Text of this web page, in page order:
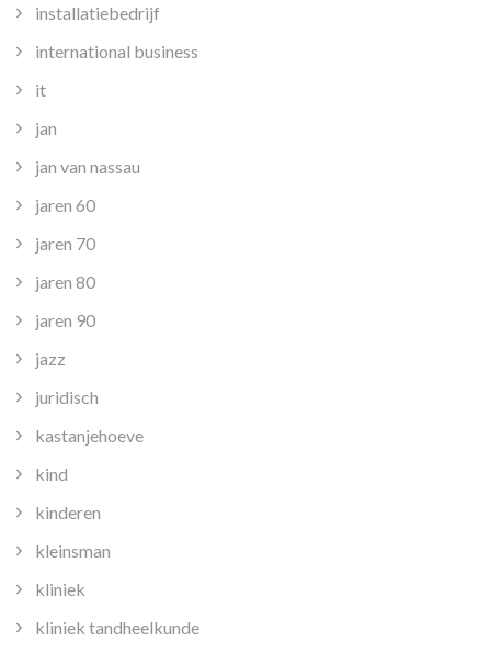
installatiebedrijf
international business
it
jan
jan van nassau
jaren 60
jaren 70
jaren 80
jaren 90
jazz
juridisch
kastanjehoeve
kind
kinderen
kleinsman
kliniek
kliniek tandheelkunde